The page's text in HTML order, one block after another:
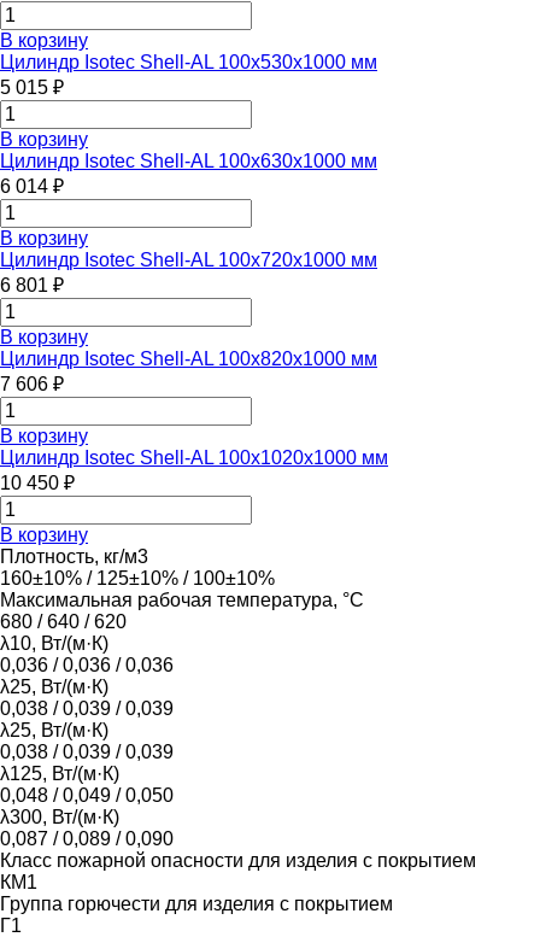
В корзину
Цилиндр Isotec Shell-AL 100x530x1000 мм
5 015 ₽
В корзину
Цилиндр Isotec Shell-AL 100x630x1000 мм
6 014 ₽
В корзину
Цилиндр Isotec Shell-AL 100x720x1000 мм
6 801 ₽
В корзину
Цилиндр Isotec Shell-AL 100x820x1000 мм
7 606 ₽
В корзину
Цилиндр Isotec Shell-AL 100x1020x1000 мм
10 450 ₽
В корзину
Плотность, кг/м3
160±10% / 125±10% / 100±10%
Максимальная рабочая температура, °С
680 / 640 / 620
λ10, Вт/(м·К)
0,036 / 0,036 / 0,036
λ25, Вт/(м·К)
0,038 / 0,039 / 0,039
λ25, Вт/(м·К)
0,038 / 0,039 / 0,039
λ125, Вт/(м·К)
0,048 / 0,049 / 0,050
λ300, Вт/(м·К)
0,087 / 0,089 / 0,090
Класс пожарной опасности для изделия с покрытием
КМ1
Группа горючести для изделия с покрытием
Г1